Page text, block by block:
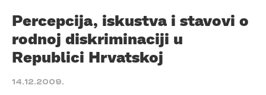
Percepcija, iskustva i stavovi o
rodnoj diskriminaciji u
Republici Hrvatskoj
14.12.2009.